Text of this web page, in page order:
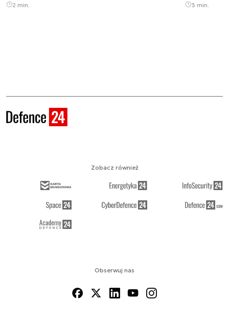
2 min. 3 min.
Obserwuj nas
Zobacz również